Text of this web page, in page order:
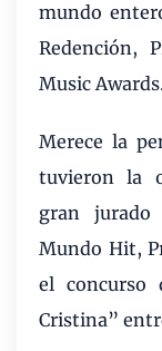
mundo
Redención,
Music
Merece la
tuvieron la
gran jurado
Mundo Hit,
el concurso
Cristina”